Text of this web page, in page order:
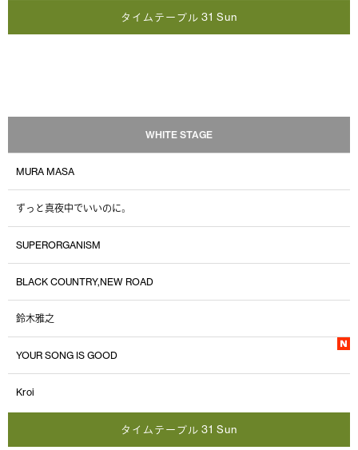
タイムテーブル 31 Sun
WHITE STAGE
MURA MASA
ずっと真夜中でいいのに。
SUPERORGANISM
BLACK COUNTRY,NEW ROAD
鈴木雅之
YOUR SONG IS GOOD
Kroi
タイムテーブル 31 Sun